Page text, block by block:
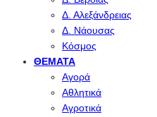
Δ. Αλεξάνδρειας
Δ. Νάουσας
Κόσμος
ΘΈΜΑΤΑ
Αγορά
Αθλητικά
Αγροτικά